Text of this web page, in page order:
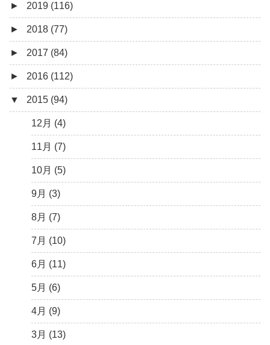
3月 (1)
6月 (5)
5月 (7)
4月 (9)
3月 (15)
2月 (6)
1月 (10)
9月 (4)
8月 (5)
7月 (5)
6月 (8)
5月 (13)
4月 (12)
3月 (13)
2月 (14)
1月 (7)
11月 (8)
10月 (1)
8月 (2)
7月 (4)
6月 (6)
5月 (5)
4月 (10)
3月 (5)
2月 (11)
1月 (10)
12月 (7)
11月 (10)
10月 (8)
9月 (5)
8月 (9)
7月 (8)
6月 (3)
5月 (10)
4月 (7)
3月 (8)
2月 (19)
1月 (10)
► 2019 (116)
12月 (9)
11月 (11)
10月 (9)
9月 (16)
8月 (9)
7月 (11)
6月 (5)
5月 (8)
4月 (12)
3月 (9)
2月 (8)
1月 (9)
► 2018 (77)
12月 (6)
11月 (4)
10月 (8)
9月 (12)
8月 (4)
7月 (7)
6月 (7)
5月 (7)
4月 (6)
3月 (6)
2月 (4)
1月 (6)
► 2017 (84)
12月 (5)
11月 (3)
10月 (5)
9月 (1)
8月 (4)
7月 (6)
6月 (6)
5月 (7)
4月 (9)
3月 (13)
2月 (12)
1月 (13)
► 2016 (112)
12月 (5)
11月 (11)
10月 (6)
9月 (9)
8月 (14)
7月 (13)
6月 (11)
5月 (12)
4月 (8)
3月 (10)
2月 (8)
▼ 2015 (94)
12月 (4)
11月 (7)
10月 (5)
9月 (3)
8月 (7)
7月 (10)
6月 (11)
5月 (6)
4月 (9)
3月 (13)